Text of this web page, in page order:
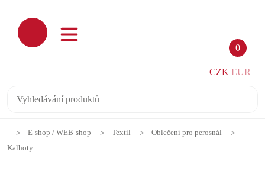
0
CZK EUR
E-shop / WEB-shop Textil
Oblečení pro perosnál
Kalhoty